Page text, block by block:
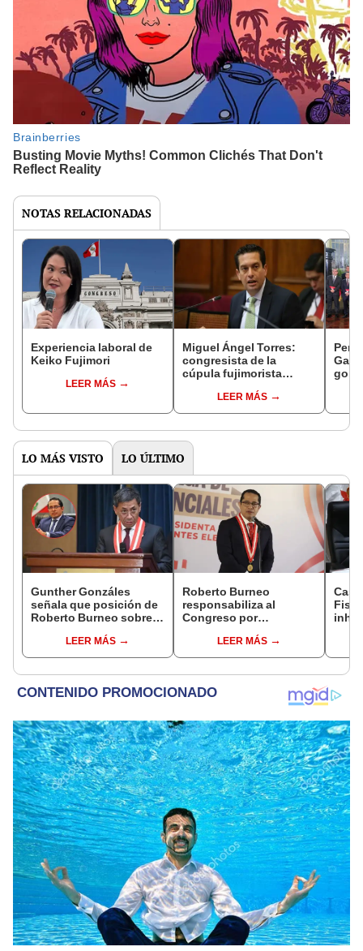
NOTAS RELACIONADAS
Experiencia laboral de
Keiko Fujimori
LEER MÁS
Miguel Ángel Torres:
congresista de la
cúpula fujimorista
del SenadoLEER MÁS
LO MÁS VISTO LO ÚLTIMO
Gunther Gonzáles
señala que posición de
Roberto Burneo sobre
Aliaga no representan al
JNE
LEER MÁS
Roberto Burneo
responsabiliza al
Congreso por
de alcaldesLEER MÁS